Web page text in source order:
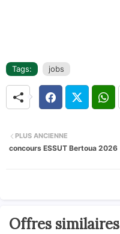
Tags: jobs
PLUS ANCIENNE
concours ESSUT Bertoua 2026
Offres similaires